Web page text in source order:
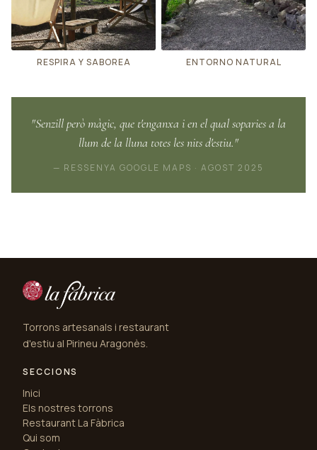
RESPIRA Y SABOREA ENTORNO NATURAL
"Senzill però màgic, que t'enganxa i en el qual soparies a la
llum de la lluna totes les nits d'estiu."
— RESSENYA GOOGLE MAPS · AGOST 2025
Torrons artesanals i restaurant
d'estiu al Pirineu Aragonès.
SECCIONS
Inici
Els nostres torrons
Restaurant La Fàbrica
Qui som